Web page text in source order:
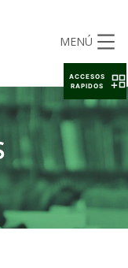
MENÚ
ACCESOS
RAPIDOS